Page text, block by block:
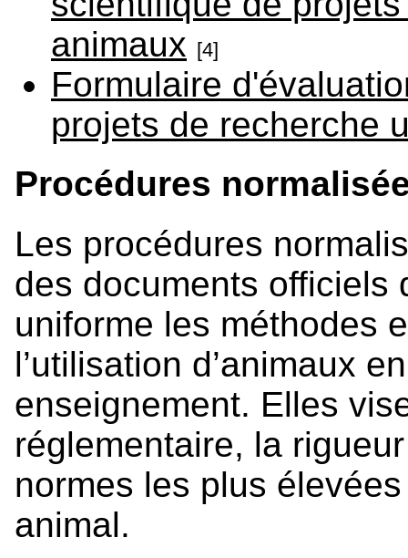
animaux [4]
Formulaire
projets de recherche
Procédures
Les procédures
des documents officiels
uniforme les méthodes
l’utilisation d’animaux
enseignement. Elles
réglementaire, la
normes les plus
animal.